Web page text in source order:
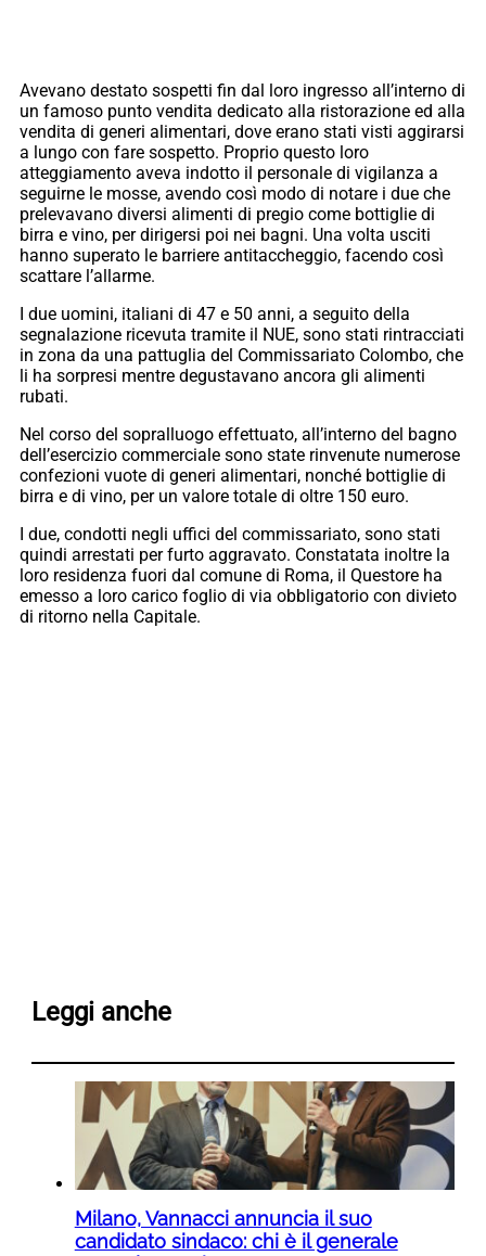
Avevano destato sospetti fin dal loro ingresso all’interno di
un famoso punto vendita dedicato alla ristorazione ed alla
vendita di generi alimentari, dove erano stati visti aggirarsi
a lungo con fare sospetto. Proprio questo loro
atteggiamento aveva indotto il personale di vigilanza a
seguirne le mosse, avendo così modo di notare i due che
prelevavano diversi alimenti di pregio come bottiglie di
birra e vino, per dirigersi poi nei bagni. Una volta usciti
hanno superato le barriere antitaccheggio, facendo così
scattare l’allarme.
I due uomini, italiani di 47 e 50 anni, a seguito della
segnalazione ricevuta tramite il NUE, sono stati rintracciati
in zona da una pattuglia del Commissariato Colombo, che
li ha sorpresi mentre degustavano ancora gli alimenti
rubati.
Nel corso del sopralluogo effettuato, all’interno del bagno
dell’esercizio commerciale sono state rinvenute numerose
confezioni vuote di generi alimentari, nonché bottiglie di
birra e di vino, per un valore totale di oltre 150 euro.
I due, condotti negli uffici del commissariato, sono stati
quindi arrestati per furto aggravato. Constatata inoltre la
loro residenza fuori dal comune di Roma, il Questore ha
emesso a loro carico foglio di via obbligatorio con divieto
di ritorno nella Capitale.
Leggi anche
Milano, Vannacci annuncia il suo
candidato sindaco: chi è il generale